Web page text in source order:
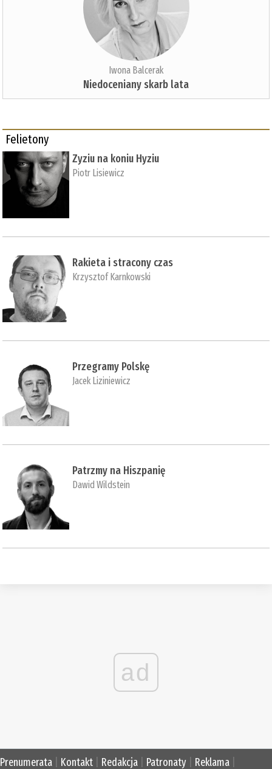
Iwona Balcerak
Niedoceniany skarb lata
Felietony
Zyziu na koniu Hyziu
Piotr Lisiewicz
Rakieta i stracony czas
Krzysztof Karnkowski
Przegramy Polskę
Jacek Liziniewicz
Patrzmy na Hiszpanię
Dawid Wildstein
ad
Prenumerata Kontakt Redakcja Patronaty Reklama